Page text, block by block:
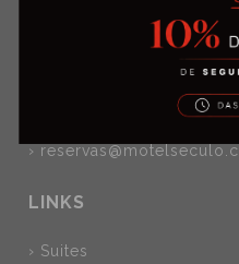
› Rua de Santa Isabel, 510
Lodares – Lousada, Porto
› Tel: (+351) 255 245 417
(chamada para rede fixa
›
LINKS
› Suites